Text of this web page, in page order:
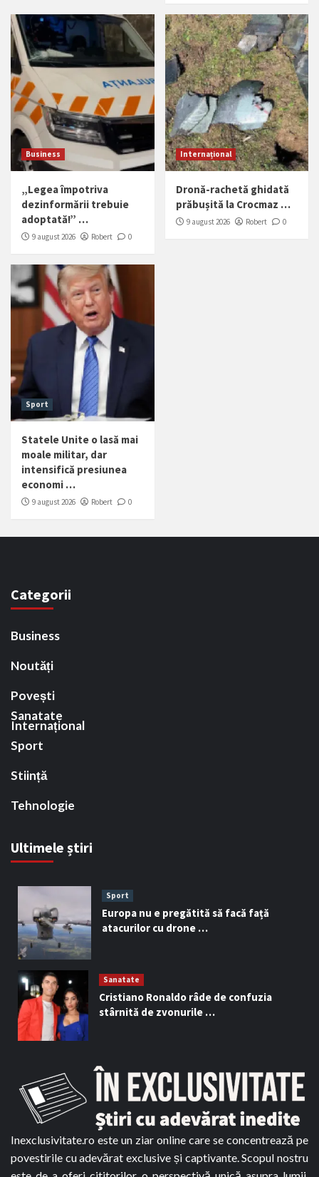
Business
„Legea împotriva
dezinformării trebuie
adoptată!” …
9 august 2026 Robert 0
Internațional
Dronă-rachetă ghidată
prăbușită la Crocmaz …
9 august 2026 Robert 0
Sport
Statele Unite o lasă mai
moale militar, dar
intensifică presiunea
economi …
9 august 2026 Robert 0
Categorii
Business
Noutăți
Povești
Internațional
Sanatate
Sport
Stiință
Tehnologie
Ultimele știri
Sport
Europa nu e pregătită să facă față
atacurilor cu drone …
Sanatate
Cristiano Ronaldo râde de confuzia
stârnită de zvonurile …
Inexclusivitate.ro este un ziar online care se concentrează pe
povestirile cu adevărat exclusive și captivante. Scopul nostru